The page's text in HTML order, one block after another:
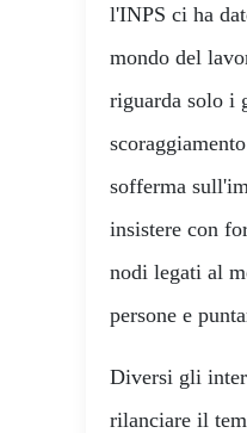
l'INPS ci ha
mondo del
riguarda solo i
sofferma
insistere con
nodi legati al
persone e
Diversi gli
rilanciare il